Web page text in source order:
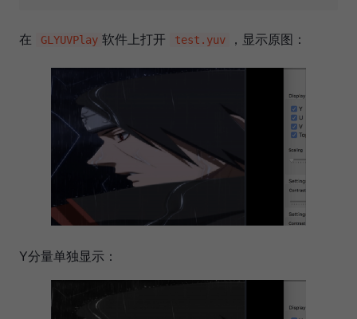
在 GLYUVPlay 软件上打开 test.yuv ，显示原图：
Y分量单独显示：